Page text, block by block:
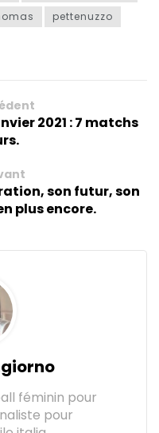
pettenuzzo
2021 : 7 matchs
son futur, son
plus encore.
féminin pour
pour